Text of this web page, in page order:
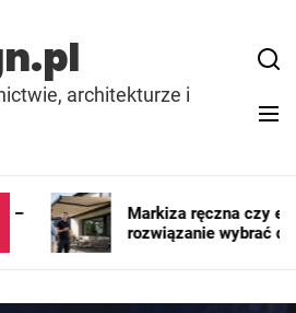
architekturze i
Markiza ręczna czy
rozwiązanie wybrać do